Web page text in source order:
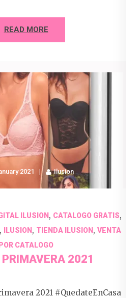
READ MORE
2021 Ilusion
ILUSION , CATALOGO GRATIS,
, ILUSION , TIENDA ILUSION , VENTA
POR CATALOGO
PRIMAVERA 2021
2021 #QuedateEnCasa